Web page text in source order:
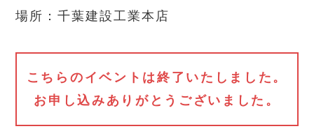
場所：千葉建設工業本店
こちらのイベントは終了いたしました。
お申し込みありがとうございました。